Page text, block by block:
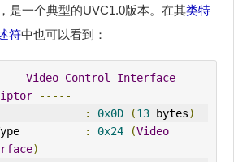
是一个典型的UVC1.0版本。在其类特
符中也可以看到：
Video Control
Interface
-----
: 0x0D (13 bytes)
: 0x24 (Video
)